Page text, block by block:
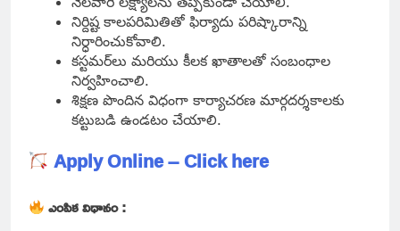
నిర్దిష్ట కాలపరిమితితో ఫిర్యాదు పరిష్కారాన్ని
నిర్ధారించుకోవాలి.
కస్టమర్‌లు మరియు కీలక ఖాతాలతో సంబంధాల
నిర్వహించాలి.
శిక్షణ పొందిన విధంగా కార్యాచరణ మార్గదర్శకాలకు
కట్టుబడి ఉండటం చేయాలి.
Apply Online – Click here
ఎంపిక విధానం :